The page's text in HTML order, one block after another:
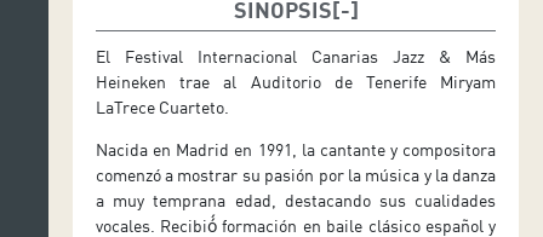
SINOPSIS
El Festival Internacional Canarias Jazz & Más
Heineken trae al Auditorio de Tenerife Miryam
LaTrece Cuarteto.
Nacida en Madrid en 1991, la cantante y compositora
comenzó a mostrar su pasión por la música y la danza
a muy temprana edad, destacando sus cualidades
vocales. Recibió́ formación en baile clásico español y